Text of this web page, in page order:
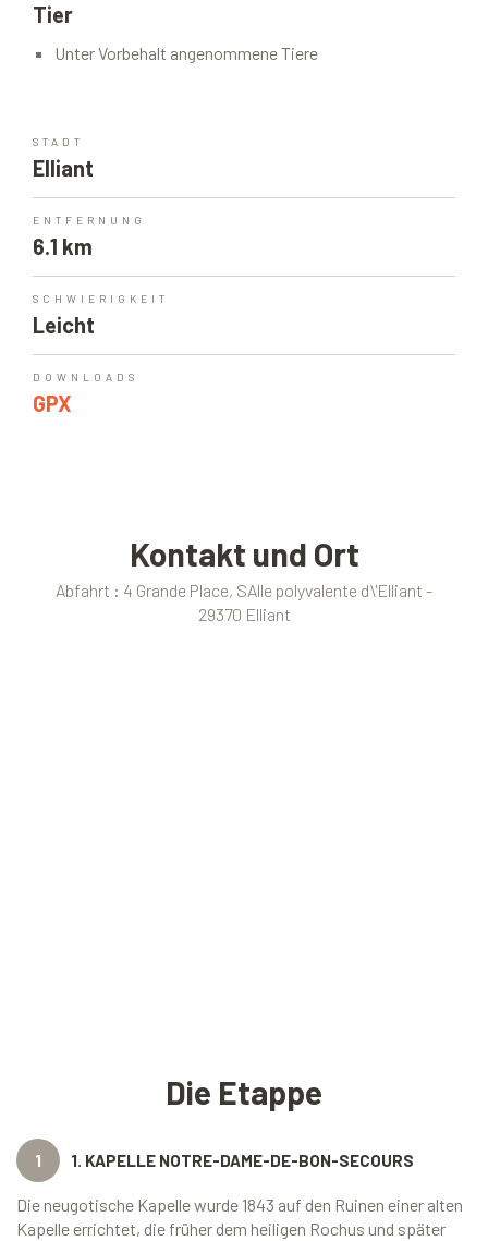
Tier
Unter Vorbehalt angenommene Tiere
STADT
Elliant
ENTFERNUNG
6.1 km
SCHWIERIGKEIT
Leicht
DOWNLOADS
GPX
Kontakt und Ort
Abfahrt : 4 Grande Place, SAlle polyvalente d\'Elliant -
29370 Elliant
Die Etappe
1 1. KAPELLE NOTRE-DAME-DE-BON-SECOURS
Die neugotische Kapelle wurde 1843 auf den Ruinen einer alten
Kapelle errichtet, die früher dem heiligen Rochus und später